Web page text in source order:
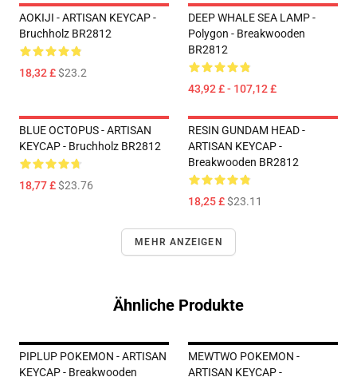
AOKIJI - ARTISAN KEYCAP -
Bruchholz BR2812
18,32 £$23.2
DEEP WHALE SEA LAMP -
Polygon - Breakwooden
BR2812
43,92 £ - 107,12 £
BLUE OCTOPUS - ARTISAN
KEYCAP - Bruchholz BR2812
18,77 £$23.76
RESIN GUNDAM HEAD -
ARTISAN KEYCAP -
Breakwooden BR2812
18,25 £$23.11
MEHR ANZEIGEN
Ähnliche Produkte
PIPLUP POKEMON - ARTISAN
KEYCAP - Breakwooden
MEWTWO POKEMON -
ARTISAN KEYCAP -